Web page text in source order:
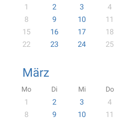
1 2 3 4
8
9 10 11
15
16 17 18
22
23 24 25
März
Mo Di Mi Do
1 2 3 4
8
9 10 11